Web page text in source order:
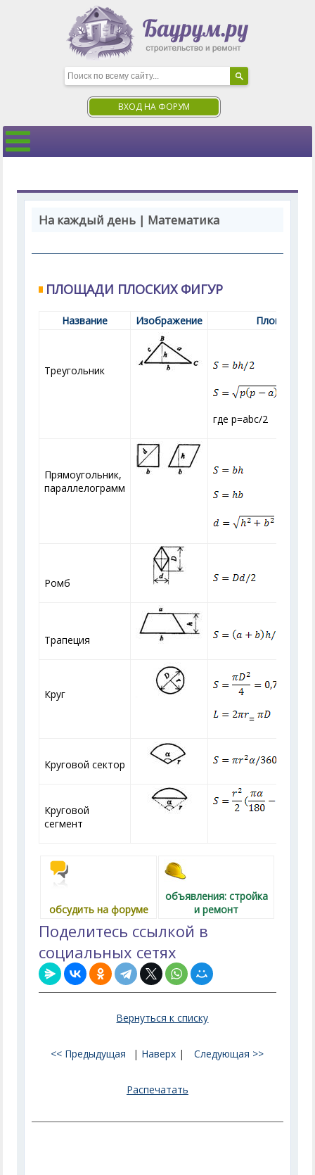
ВХОД НА ФОРУМ
На каждый день | Математика
ПЛОЩАДИ ПЛОСКИХ ФИГУР
Название Изображение Площадь
Треугольник
где p=abc/2
Прямоугольник,
параллелограмм
Ромб
Трапеция
Круг
=
Круговой сектор
Круговой
сегмент
обсудить на форуме
объявления: стройка
и ремонт
Поделитесь ссылкой в
социальных сетях
Вернуться к списку
<< Предыдущая | Наверх | Следующая >>
Распечатать